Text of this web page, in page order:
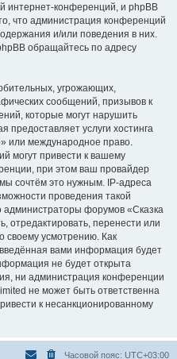
интернет-конференций, и phpBB
что администрация конференций
и/или поведения в них.
обращайтесь по адресу
угрожающих,
сообщений, призывов к
которые могут нарушить
предоставляет услуги хостинга
или международное право.
могут привести к вашему
при этом ваш провайдер
сочтём это нужным. IP-адреса
проведения такой
администраторы форумов «Сказка
отредактировать, перенести или
своему усмотрению. Как
вами информация будет
не будет открыта
ни администрация конференции
не может быть ответственна
к несанкционированному
Часовой пояс: UTC+03:00